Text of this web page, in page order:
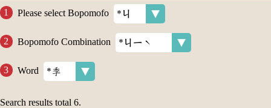
Please select Bopomofo
Bopomofo Combination
Word
Search results total 6.